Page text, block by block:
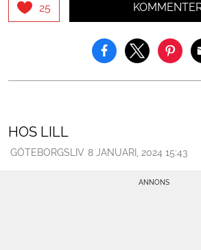
25
HOS LILL
GÖTEBORGSLIV 8 JANUARI, 2024 15:43